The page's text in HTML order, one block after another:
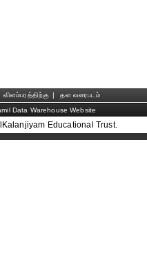
விளம்பரத்திற்கு |
தள வரைபடம்
Data Warehouse Website
Educational Trust.